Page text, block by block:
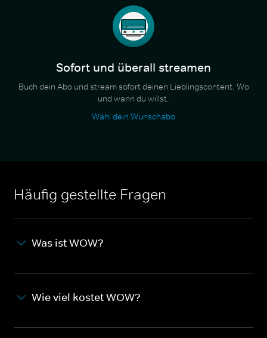
Sofort und überall streamen
Buch dein Abo und stream sofort deinen Lieblingscontent. Wo
und wann du willst.
Wähl dein Wunschabo
Häufig gestellte Fragen
Was ist WOW?
Wie viel kostet WOW?